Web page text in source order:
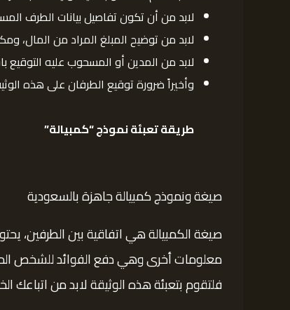
لابد من أن تكون تفاصيل بيانات الطرف
لابد من توضيح المبلغ المراد من المال،
لابد من المدين أو المسحوب عليه التوقيع
وأخيراً ضرورة توقيع الطرفان على هذه
طريقة تعبئة نموذج “كمبيالة”
صيغة ونموذج كمبيالة جاهزة بالسعودية
صيغة الكمبيالة هي اتفاقية بين الطرفين،
معلومات أخرى وهي دفع الفوائد للشخص
فلتقوم بتعبئة هذه الوثيقة لابد من اتباعك